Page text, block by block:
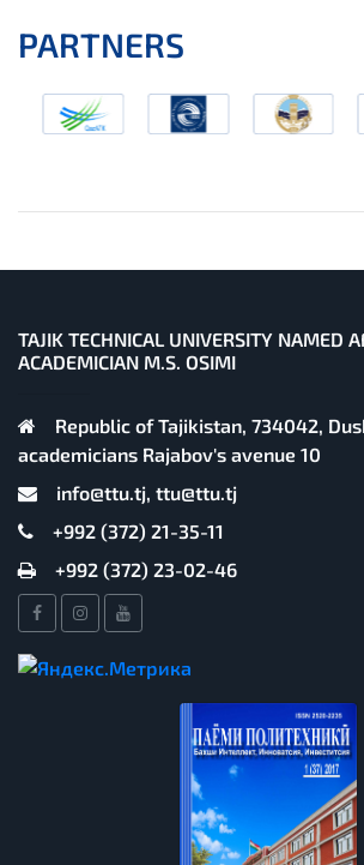
PARTNERS
TAJIK TECHNICAL UNIVERSITY NAMED
ACADEMICIAN M.S. OSIMI
Republic of Tajikistan, 734042,
academicians Rajabov's avenue 10
info@ttu.tj, ttu@ttu.tj
+992 (372) 21-35-11
+992 (372) 23-02-46